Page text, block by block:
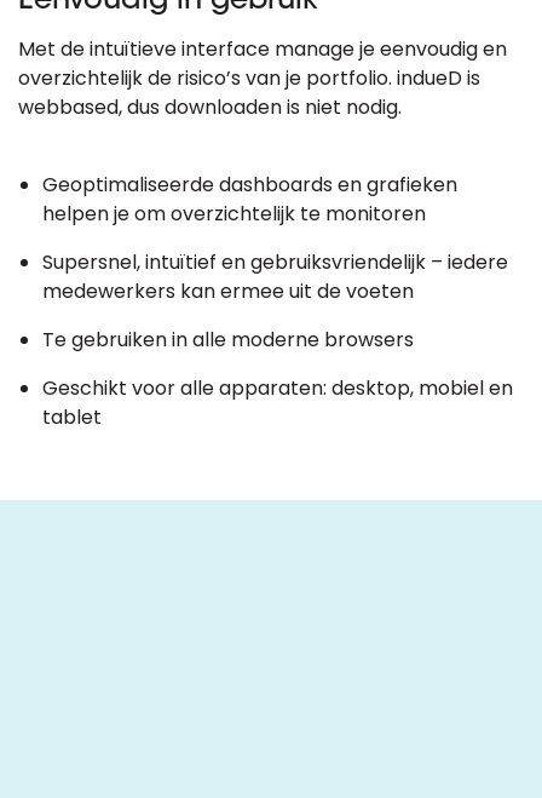
Met de intuïtieve interface manage je eenvoudig en
overzichtelijk de risico’s van je portfolio. indueD is
webbased, dus downloaden is niet nodig.
Geoptimaliseerde dashboards en grafieken
helpen je om overzichtelijk te monitoren
Supersnel, intuïtief en gebruiksvriendelijk – iedere
medewerkers kan ermee uit de voeten
Te gebruiken in alle moderne browsers
Geschikt voor alle apparaten: desktop, mobiel en
tablet